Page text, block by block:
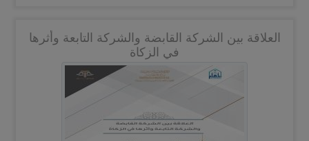
العلاقة بين الشركة القابضة والشركة التابعة وأثرها
في الزكاة